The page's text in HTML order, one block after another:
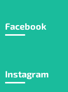
Facebook
Instagram